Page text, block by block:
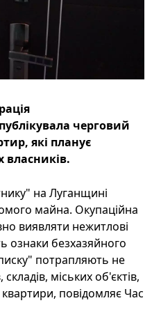
черговий
які планує
власників.
на Луганщині
майна. Окупаційна
виявляти нежитлові
ознаки безхазяйного
потрапляють не
міських об'єктів,
повідомляє Час